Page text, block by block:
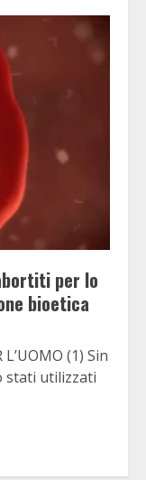
per lo
bioetica
(1) Sin
stati utilizzati